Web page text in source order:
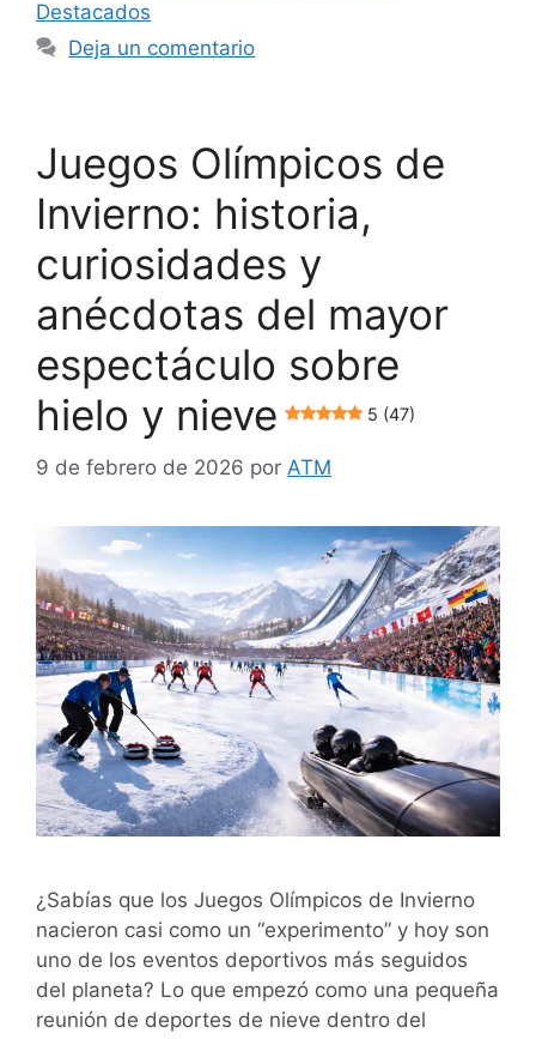
Destacados
Deja un comentario
Juegos Olímpicos de
Invierno: historia,
curiosidades y
anécdotas del mayor
espectáculo sobre
hielo y nieve
5 (47)
9 de febrero de 2026 por ATM
¿Sabías que los Juegos Olímpicos de Invierno
nacieron casi como un “experimento” y hoy son
uno de los eventos deportivos más seguidos
del planeta? Lo que empezó como una pequeña
reunión de deportes de nieve dentro del